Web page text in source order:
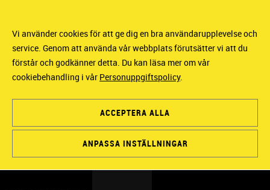
Vi använder cookies för att ge dig en bra användarupplevelse och
service. Genom att använda vår webbplats förutsätter vi att du
förstår och godkänner detta. Du kan läsa mer om vår
cookiebehandling i vår Personuppgiftspolicy.
ACCEPTERA ALLA
ANPASSA INSTÄLLNINGAR